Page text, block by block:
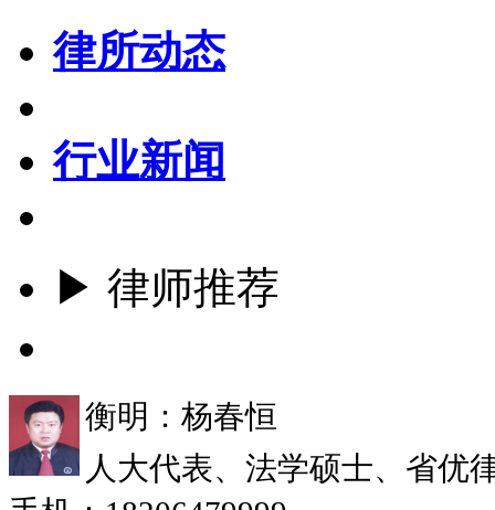
律所动态
行业新闻
▶ 律师推荐
衡明：杨春恒
人大代表、法学硕士、省优